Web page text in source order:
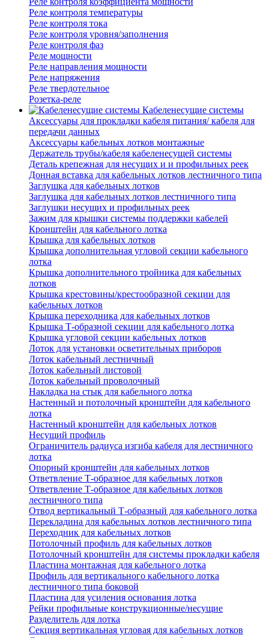
Реле контроля температуры
Реле контроля тока
Реле контроля уровня/заполнения
Реле контроля фаз
Реле мощности
Реле направления мощности
Реле напряжения
Реле твердотельное
Розетка-реле
Кабеленесущие системы
Аксессуары для прокладки кабеля питания/ кабеля для
передачи данных
Аксессуары кабельных лотков монтажные
Держатель трубы/кабеля кабеленесущей системы
Деталь крепежная для несущих и и профильных реек
Донная вставка для кабельных лотков лестничного типа
Заглушка для кабельных лотков
Заглушка для кабельных лотков лестничного типа
Заглушки несущих и профильных реек
Зажим для крышки системы поддержки кабелей
Кронштейн для кабельного лотка
Крышка для кабельных лотков
Крышка дополнительная угловой секции кабельного
лотка
Крышка дополнительного тройника для кабельных
лотков
Крышка крестовины/крестообразной секции для
кабельных лотков
Крышка переходника для кабельных лотков
Крышка Т-образной секции для кабельного лотка
Крышка угловой секции кабельных лотков
Лоток для установки осветительных приборов
Лоток кабельный лестничный
Лоток кабельный листовой
Лоток кабельный проволочный
Накладка на стык для кабельного лотка
Настенный и потолочный кронштейн для кабельного
лотка
Настенный кронштейн для кабельных лотков
Несущий профиль
Ограничитель радиуса изгиба кабеля для лестничного
лотка
Опорный кронштейн для кабельных лотков
Ответвление Т-образное для кабельных лотков
Ответвление Т-образное для кабельных лотков
лестничного типа
Отвод вертикальный Т-образный для кабельного лотка
Перекладина для кабельных лотков лестничного типа
Переходник для кабельных лотков
Потолочный профиль для кабельных лотков
Потолочный кронштейн для системы прокладки кабеля
Пластина монтажная для кабельного лотка
Профиль для вертикального кабельного лотка
лестничного типа боковой
Пластина для усиления основания лотка
Рейки профильные конструкционные/несущие
Разделитель для лотка
Секция вертикальная угловая для кабельных лотков